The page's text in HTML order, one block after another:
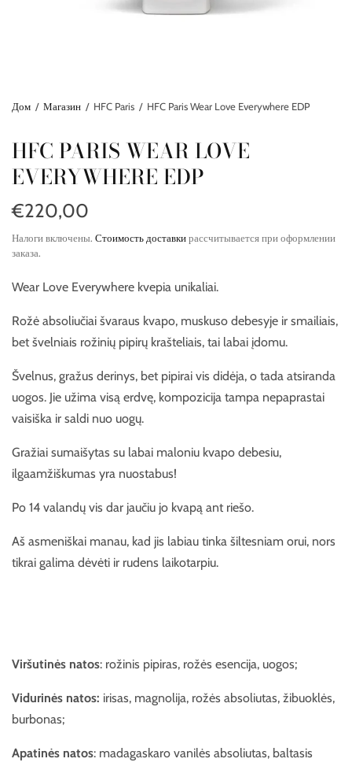
Дом / Магазин / HFC Paris / HFC Paris Wear Love Everywhere EDP
HFC PARIS WEAR LOVE
EVERYWHERE EDP
€220,00
Налоги включены. Стоимость доставкирассчитывается при оформлении
заказа.
Wear Love Everywhere kvepia unikaliai.
Rožė absoliučiai švaraus kvapo, muskuso debesyje ir smailiais,
bet švelniais rožinių pipirų krašteliais, tai labai įdomu.
Švelnus, gražus derinys, bet pipirai vis didėja, o tada atsiranda
uogos. Jie užima visą erdvę, kompozicija tampa nepaprastai
vaisiška ir saldi nuo uogų.
Gražiai sumaišytas su labai maloniu kvapo debesiu,
ilgaamžiškumas yra nuostabus!
Po 14 valandų vis dar jaučiu jo kvapą ant riešo.
Aš asmeniškai manau, kad jis labiau tinka šiltesniam orui, nors
tikrai galima dėvėti ir rudens laikotarpiu.
Viršutinės natos: rožinis pipiras, rožės esencija, uogos;
Vidurinės natos: irisas, magnolija, rožės absoliutas, žibuoklės,
burbonas;
Apatinės natos: madagaskaro vanilės absoliutas, baltasis